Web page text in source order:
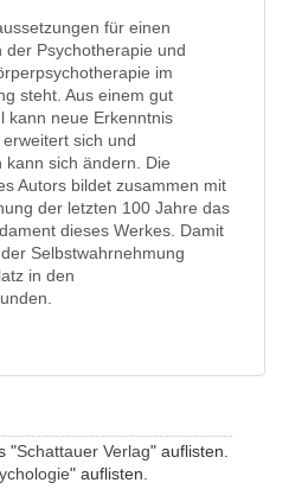
für einen
der Psychotherapie und
im
steht. Aus einem gut
kann neue Erkenntnis
sich und
kann sich ändern. Die
Autors bildet zusammen mit
der letzten 100 Jahre das
dieses Werkes. Damit
Selbstwahrnehmung
in den
"Schattauer Verlag" auflisten.
" auflisten.